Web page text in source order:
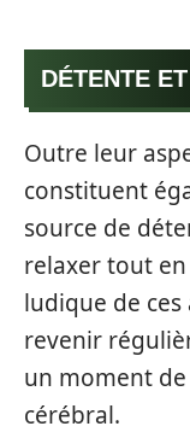
DÉTENTE
Outre leur
constituent
source de
relaxer tout en
ludique de
revenir
un moment
cérébral.